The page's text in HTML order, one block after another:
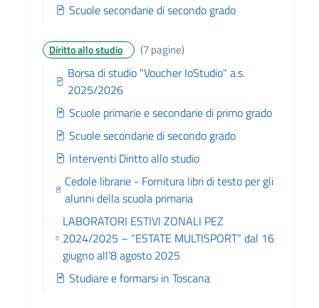
Scuole secondarie di secondo grado
Diritto allo studio (7 pagine)
Borsa di studio "Voucher IoStudio" a.s.
2025/2026
Scuole primarie e secondarie di primo grado
Scuole secondarie di secondo grado
Interventi Diritto allo studio
Cedole librarie - Fornitura libri di testo per gli
alunni della scuola primaria
LABORATORI ESTIVI ZONALI PEZ
2024/2025 – “ESTATE MULTISPORT” dal 16
giugno all’8 agosto 2025
Studiare e formarsi in Toscana